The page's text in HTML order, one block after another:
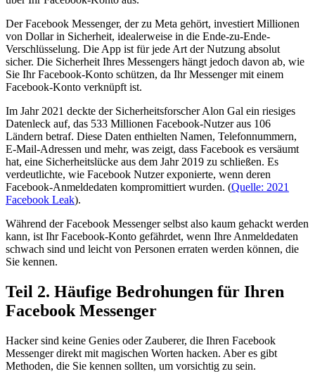
Der Facebook Messenger, der zu Meta gehört, investiert Millionen
von Dollar in Sicherheit, idealerweise in die Ende-zu-Ende-
Verschlüsselung. Die App ist für jede Art der Nutzung absolut
sicher. Die Sicherheit Ihres Messengers hängt jedoch davon ab, wie
Sie Ihr Facebook-Konto schützen, da Ihr Messenger mit einem
Facebook-Konto verknüpft ist.
Im Jahr 2021 deckte der Sicherheitsforscher Alon Gal ein riesiges
Datenleck auf, das 533 Millionen Facebook-Nutzer aus 106
Ländern betraf. Diese Daten enthielten Namen, Telefonnummern,
E-Mail-Adressen und mehr, was zeigt, dass Facebook es versäumt
hat, eine Sicherheitslücke aus dem Jahr 2019 zu schließen. Es
verdeutlichte, wie Facebook Nutzer exponierte, wenn deren
Facebook-Anmeldedaten kompromittiert wurden. (Quelle: 2021
Facebook Leak).
Während der Facebook Messenger selbst also kaum gehackt werden
kann, ist Ihr Facebook-Konto gefährdet, wenn Ihre Anmeldedaten
schwach sind und leicht von Personen erraten werden können, die
Sie kennen.
Teil 2. Häufige Bedrohungen für Ihren
Facebook Messenger
Hacker sind keine Genies oder Zauberer, die Ihren Facebook
Messenger direkt mit magischen Worten hacken. Aber es gibt
Methoden, die Sie kennen sollten, um vorsichtig zu sein.